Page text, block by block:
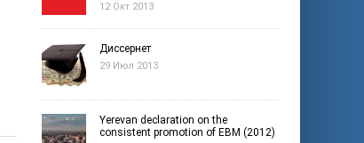
12 Окт 2013
Диссернет
29 Июл 2013
Yerevan declaration on the
consistent promotion of EBM (2012)